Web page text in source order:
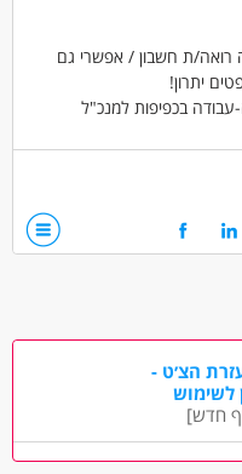
רואה/ת חשבון / אפשרי גם
יתרון!
בכפיפות למנכ"ל
ותקופתיים וחשבות שכר
משרה מלאה.
לפחות. ידע ונסיון בתכנת פריוריטי יתרון SAP. אקסל. יחסי אנוש
הצ׳ט -
לשימוש
חדש]